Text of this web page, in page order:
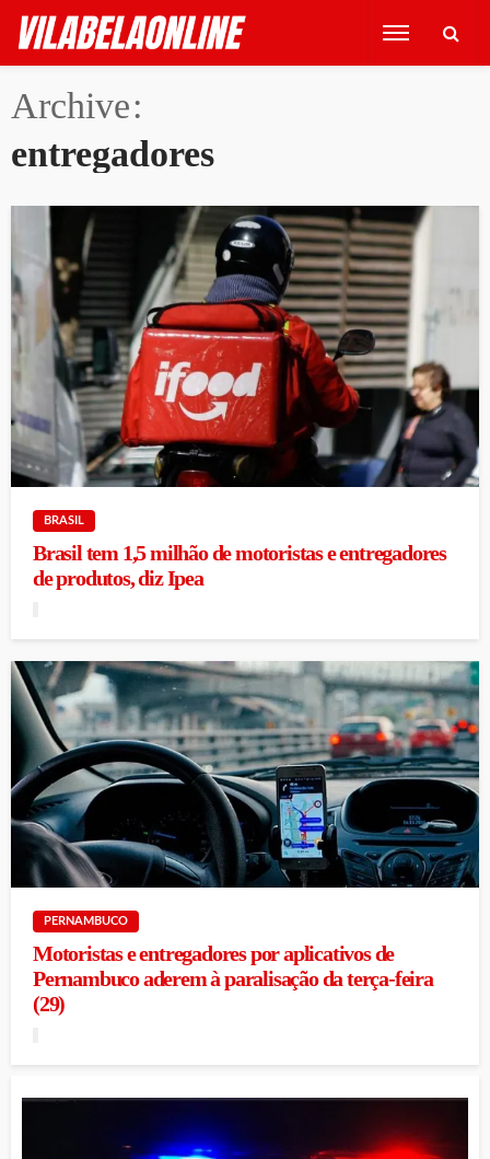
Archive
entregadores
BRASIL
Brasil tem 1,5 milhão de motoristas e entregadores
de produtos, diz Ipea
PERNAMBUCO
Motoristas e entregadores por aplicativos de
Pernambuco aderem à paralisação da terça-feira
(29)